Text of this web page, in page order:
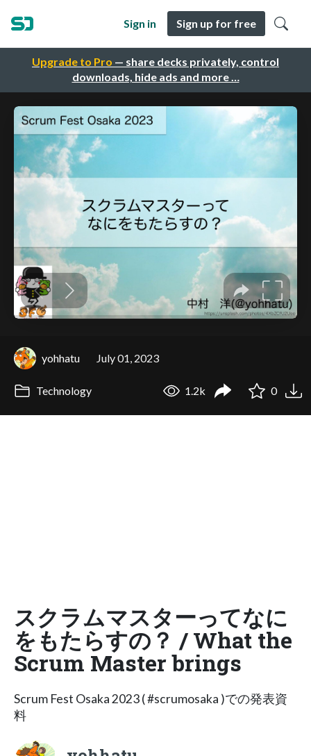
Upgrade to Pro — share decks privately, control
downloads, hide ads and more …
Sign in Sign up for free
yohhatu July 01, 2023
Technology 1.2k 0
スクラムマスターってなに
をもたらすの？ / What the
Scrum Master brings
Scrum Fest Osaka 2023 ( #scrumosaka )での発表資
料